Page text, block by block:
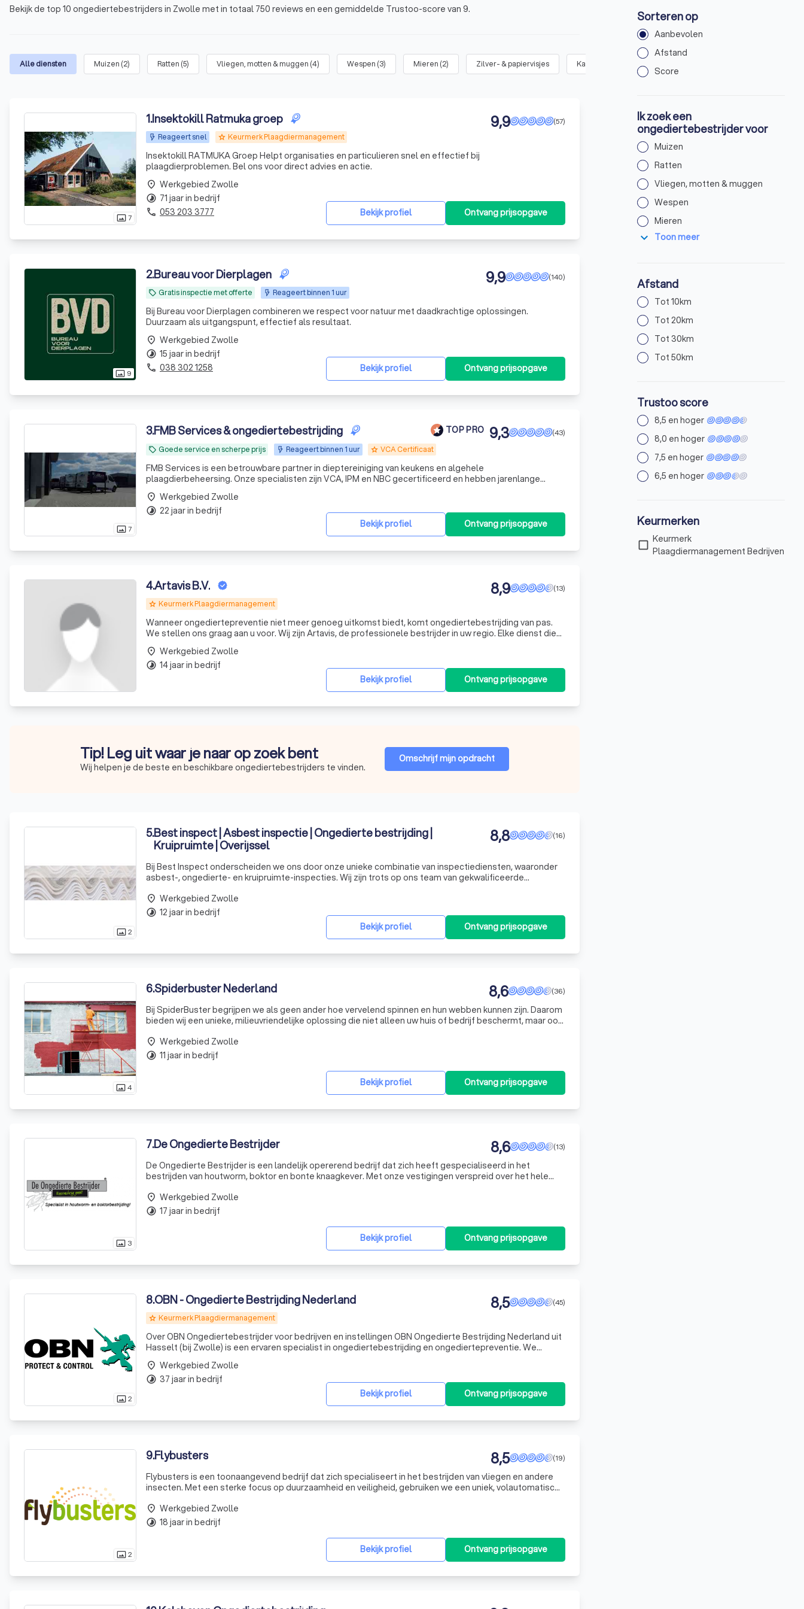
Bekijk de top 10 ongediertebestrijders in Zwolle met in totaal 750 reviews en een gemiddelde Trustoo-score van 9.
Alle diensten Muizen (2) Ratten (5) Vliegen, motten & muggen (4) Wespen (3) Mieren (2) Zilver- & papiervisjes Kakkerlakken
photo_size_select_actual7
1.Insektokill Ratmuka groep
Reageert snel grade Keurmerk Plaagdiermanagement
(57)
9,9
Insektokill RATMUKA Groep Helpt organisaties en particulieren snel en effectief bij
plaagdierproblemen. Bel ons voor direct advies en actie.
Bekijk profiel Ontvang prijsopgave
place Werkgebied Zwolle
timelapse 71 jaar in bedrijf
phone 053 203 3777
photo_size_select_actual 9
2.Bureau voor Dierplagen
local_offer Gratis inspectie met offerte Reageert binnen 1 uur
(140)
9,9
Bij Bureau voor Dierplagen combineren we respect voor natuur met daadkrachtige oplossingen.
Duurzaam als uitgangspunt, effectief als resultaat.
Bekijk profiel Ontvang prijsopgave
place Werkgebied Zwolle
timelapse 15 jaar in bedrijf
phone 038 302 1258
photo_size_select_actual7
3.FMB Services & ongediertebestrijding TOP PRO
local_offer Goede service en scherpe prijs Reageert binnen 1 uur grade VCA Certificaat
(43)
9,3
FMB Services is een betrouwbare partner in dieptereiniging van keukens en algehele
plaagdierbeheersing. Onze specialisten zijn VCA, IPM en NBC gecertificeerd en hebben jarenlange
ervaring in hun vakgebied. Wij zijn landelijk actief voor een dieptereiniging en voor de
ongediertebestrijding voorname
Bekijk profiel
Ontvang prijsopgave
place Werkgebied Zwolle
timelapse 22 jaar in bedrijf
4.Artavis B.V.
grade Keurmerk Plaagdiermanagement
(13)
8,9
Wanneer ongediertepreventie niet meer genoeg uitkomst biedt, komt ongediertebestrijding van pas.
We stellen ons graag aan u voor. Wij zijn Artavis, de professionele bestrijder in uw regio. Elke dienst die
wij aanbieden is met de grootste zorg voorbereid. Wij helpen u ten alle tijde op een profession
Bekijk profiel Ontvang prijsopgave
place Werkgebied Zwolle
timelapse 14 jaar in bedrijf
Tip! Leg uit waar je naar op zoek bent
Wij helpen je de beste en beschikbare ongediertebestrijders te vinden.
Omschrijf mijn opdracht
photo_size_select_actual2
5.Best inspect | Asbest inspectie | Ongedierte bestrijding |
Kruipruimte | Overijssel
(16)
8,8
Bij Best Inspect onderscheiden we ons door onze unieke combinatie van inspectiediensten, waaronder
asbest-, ongedierte- en kruipruimte-inspecties. Wij zijn trots op ons team van gekwalificeerde
Bekijk profiel Ontvang prijsopgave
place Werkgebied Zwolle
timelapse 12 jaar in bedrijf
photo_size_select_actual4
6.Spiderbuster Nederland (36)
8,6
Bij SpiderBuster begrijpen we als geen ander hoe vervelend spinnen en hun webben kunnen zijn. Daarom
bieden wij een unieke, milieuvriendelijke oplossing die niet alleen uw huis of bedrijf beschermt, maar ook
Bekijk profiel Ontvang prijsopgave
place Werkgebied Zwolle
timelapse 11 jaar in bedrijf
photo_size_select_actual 3
7.De Ongedierte Bestrijder (13)
8,6
De Ongedierte Bestrijder is een landelijk opererend bedrijf dat zich heeft gespecialiseerd in het
bestrijden van houtworm, boktor en bonte knaagkever. Met onze vestigingen verspreid over het hele
Bekijk profiel Ontvang prijsopgave
place Werkgebied Zwolle
timelapse 17 jaar in bedrijf
photo_size_select_actual2
8.OBN - Ongedierte Bestrijding Nederland
grade Keurmerk Plaagdiermanagement
(45)
8,5
Over OBN Ongediertebestrijder voor bedrijven en instellingen OBN Ongedierte Bestrijding Nederland uit
Hasselt (bij Zwolle) is een ervaren specialist in ongediertebestrijding en ongediertepreventie. We
werken voor zowel MKB-bedrijven en grote bedrijven als overheidsinstellingen, stichtingen en vereni
Bekijk profiel Ontvang prijsopgave
place Werkgebied Zwolle
timelapse 37 jaar in bedrijf
photo_size_select_actual2
9.Flybusters (19)
8,5
Flybusters is een toonaangevend bedrijf dat zich specialiseert in het bestrijden van vliegen en andere
insecten. Met een sterke focus op duurzaamheid en veiligheid, gebruiken we een uniek, volautomatisch
Bekijk profiel Ontvang prijsopgave
place Werkgebied Zwolle
timelapse 18 jaar in bedrijf
Sorteren op
Aanbevolen
Afstand
Score
Ik zoek een
ongediertebestrijder voor
Muizen
Ratten
Vliegen, motten & muggen
Wespen
Mieren
expand_more Toon meer
Afstand
Tot 10km
Tot 20km
Tot 30km
Tot 50km
Trustoo score
8,5 en hoger
8,0 en hoger
7,5 en hoger
6,5 en hoger
Keurmerken
check_box_outline_blank
Keurmerk
Plaagdiermanagement Bedrijven